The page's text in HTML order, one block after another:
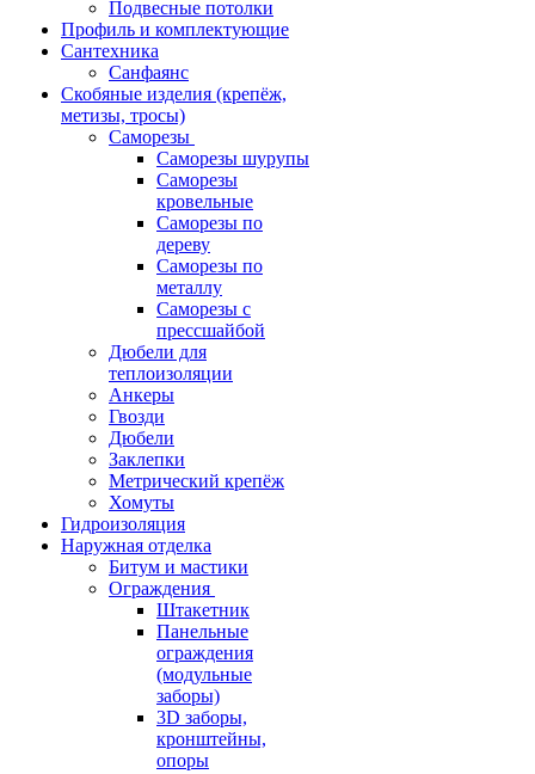
Подвесные потолки
Профиль и комплектующие
Сантехника
Санфаянс
Скобяные изделия (крепёж,
метизы, тросы)
Саморезы
Саморезы шурупы
Саморезы
кровельные
Саморезы по
дереву
Саморезы по
металлу
Саморезы с
прессшайбой
Дюбели для
теплоизоляции
Анкеры
Гвозди
Дюбели
Заклепки
Метрический крепёж
Хомуты
Гидроизоляция
Наружная отделка
Битум и мастики
Ограждения
Штакетник
Панельные
ограждения
(модульные
заборы)
3D заборы,
кронштейны,
опоры